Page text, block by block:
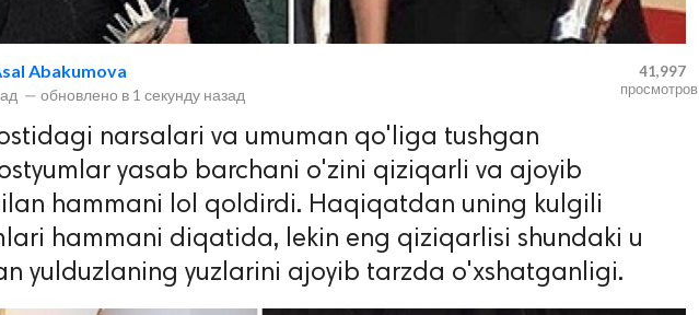
Abakumova
— обновлено в 1 секунду назад
41,997
просмотров
narsalari va umuman qo'liga tushgan
yasab barchani o'zini qiziqarli va ajoyib
hammani lol qoldirdi. Haqiqatdan uning kulgili
hammani diqatida, lekin eng qiziqarlisi shundaki u
yulduzlaning yuzlarini ajoyib tarzda o'xshatganligi.